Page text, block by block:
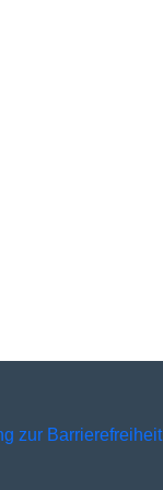
zur Barrierefreiheit